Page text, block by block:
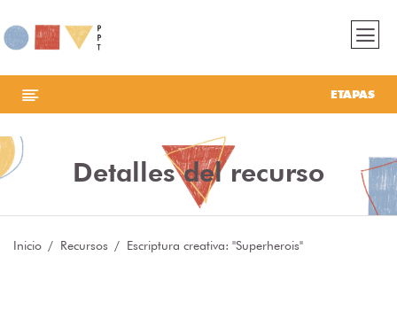
ETAPAS
Detalles del recurso
Inicio Recursos Escriptura creativa: "Superherois"